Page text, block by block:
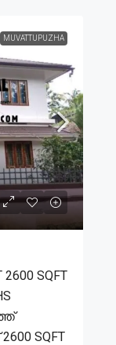
MUVATTUPUZHA
2600 SQFT
SQFT